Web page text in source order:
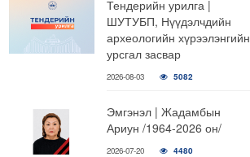
Тендерийн урилга |
ШУТУБП, Нүүдэлчдийн
археологийн хүрээлэнгийн
урсгал засвар
2026-08-03 5082
Эмгэнэл | Жадамбын
Ариун /1964-2026 он/
2026-07-20 4480